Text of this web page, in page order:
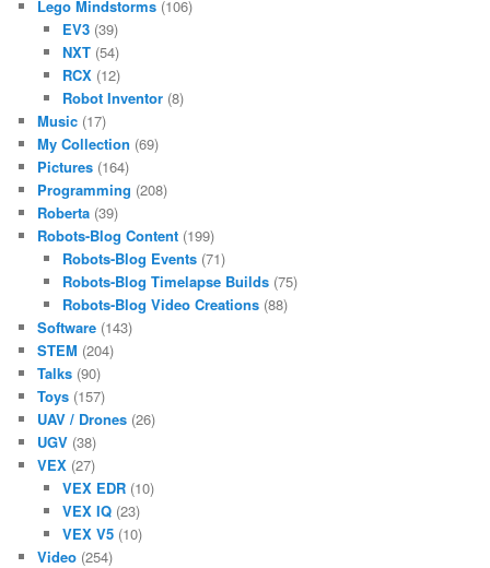
Lego Mindstorms (106)
EV3(39)
NXT(54)
RCX(12)
Robot Inventor(8)
Music (17)
My Collection (69)
Pictures (164)
Programming (208)
Roberta (39)
Robots-Blog Content (199)
Robots-Blog Events(71)
Robots-Blog Timelapse Builds(75)
Robots-Blog Video Creations(88)
Software (143)
STEM (204)
Talks (90)
Toys (157)
UAV / Drones (26)
UGV (38)
VEX (27)
VEX EDR(10)
VEX IQ(23)
VEX V5(10)
Video (254)